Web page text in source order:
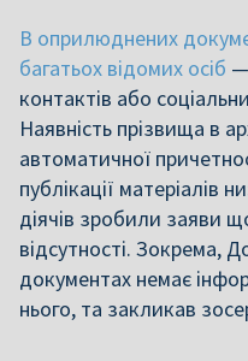
В оприлюднених
багатьох відомих осіб —
контактів або
Наявність прізвища в
автоматичної
публікації матеріалів
діячів зробили заяви
відсутності. Зокрема,
документах немає
нього, та закликав